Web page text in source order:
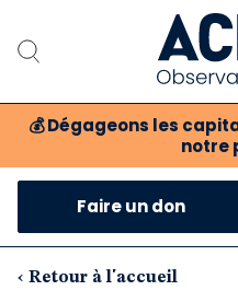
💰 Dégageons les
notre
Notre
Faire un don
‹ Retour à l'accueil